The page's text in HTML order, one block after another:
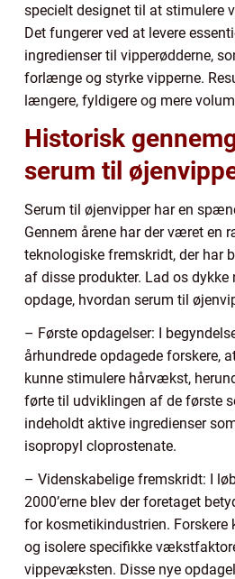
specielt designet til at stimulere
Det fungerer ved at levere
ingredienser til vipperødderne,
forlænge og styrke vipperne.
længere, fyldigere og mere
Historisk
serum til
Serum til øjenvipper har en
Gennem årene har der været en
teknologiske fremskridt, der har
af disse produkter. Lad os dykke
opdage, hvordan serum til
– Første opdagelser: I
århundrede opdagede forskere,
kunne stimulere hårvækst,
førte til udviklingen af de første
indeholdt aktive ingredienser
isopropyl cloprostenate.
– Videnskabelige fremskridt: I
2000’erne blev der foretaget
for kosmetikindustrien. Forskere
og isolere specifikke
vippevæksten. Disse nye